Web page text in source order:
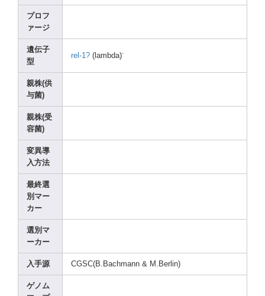
プロフ
ァージ
遺伝子
型
rel-1? (lambda)-
親株(供
与菌)
親株(受
容菌)
変異導
入方法
最終選
別マー
カー
選別マ
ーカー
入手源 CGSC(B.Bac hmann & M.Ber lin)
ゲノム